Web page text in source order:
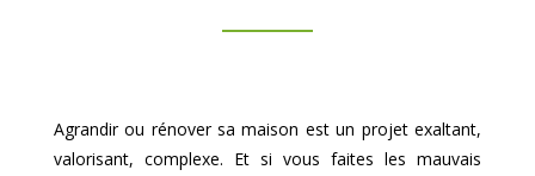
Agrandir ou rénover sa maison est un projet exaltant,
valorisant, complexe. Et si vous faites les mauvais